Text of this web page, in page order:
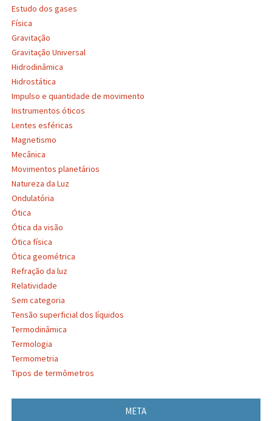
Estudo dos gases
Física
Gravitação
Gravitação Universal
Hidrodinâmica
Hidrostática
Impulso e quantidade de movimento
Instrumentos óticos
Lentes esféricas
Magnetismo
Mecânica
Movimentos planetários
Natureza da Luz
Ondulatória
Ótica
Ótica da visão
Ótica física
Ótica geométrica
Refração da luz
Relatividade
Sem categoria
Tensão superficial dos líquidos
Termodinâmica
Termologia
Termometria
Tipos de termômetros
META